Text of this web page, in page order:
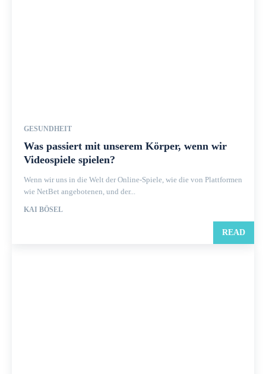
GESUNDHEIT
Was passiert mit unserem Körper, wenn wir
Videospiele spielen?
Wenn wir uns in die Welt der Online-Spiele, wie die von Plattformen
wie NetBet angebotenen, und der...
KAI BÖSEL
READ